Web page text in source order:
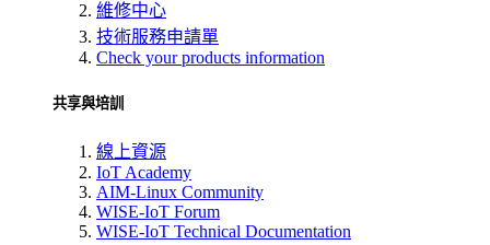
維修中心
技術服務申請單
Check your products information
共享與培訓
線上資源
IoT Academy
AIM-Linux Community
WISE-IoT Forum
WISE-IoT Technical Documentation